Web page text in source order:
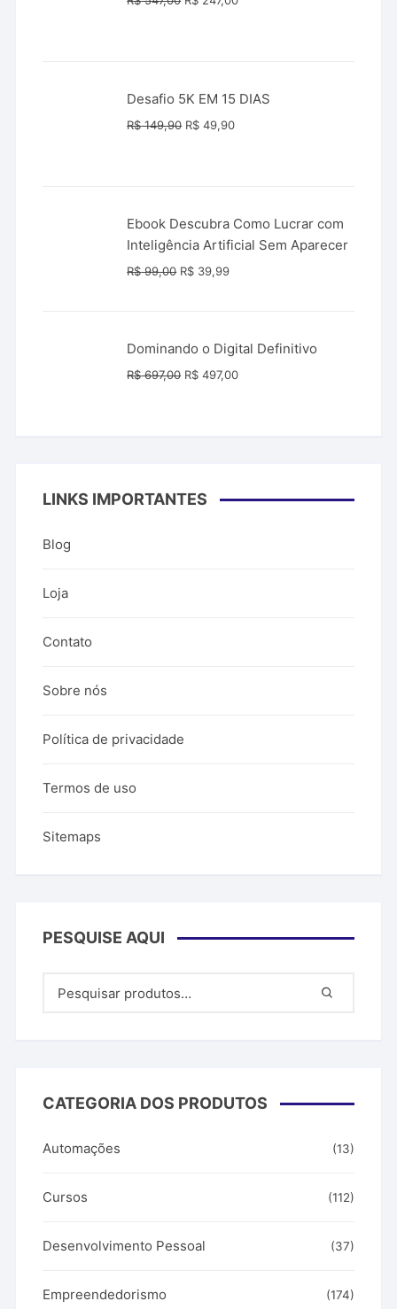
Desafio 5K EM 15 DIAS
R$149,90 O
R$ 49,90O
Ebook Descubra Como Lucrar com
Inteligência Artificial Sem Aparecer
R$99,00 O
R$ 99,00.
R$ 39,99O
R$ 39,99.
Dominando o Digital Definitivo
R$697,00 O
R$ 497,00O
LINKS IMPORTANTES
Blog
Loja
Contato
Sobre nós
Política de privacidade
Termos de uso
Sitemaps
PESQUISE AQUI
CATEGORIA DOS PRODUTOS
Automações (13)
Cursos (112)
Desenvolvimento Pessoal (37)
Empreendedorismo (174)